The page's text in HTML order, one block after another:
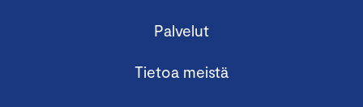
Palvelut
Tietoa meistä